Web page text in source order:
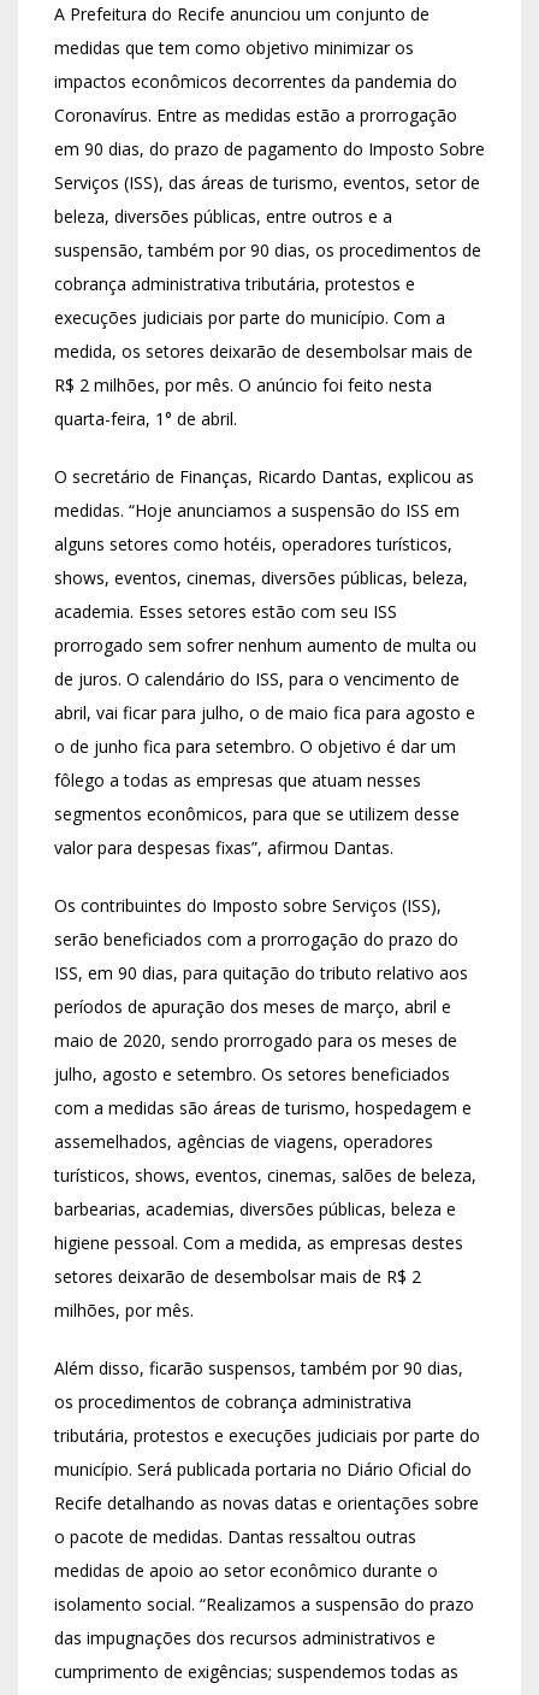
A Prefeitura do Recife anunciou um conjunto de
medidas que tem como objetivo minimizar os
impactos econômicos decorrentes da pandemia do
Coronavírus. Entre as medidas estão a prorrogação
em 90 dias, do prazo de pagamento do Imposto Sobre
Serviços (ISS), das áreas de turismo, eventos, setor de
beleza, diversões públicas, entre outros e a
suspensão, também por 90 dias, os procedimentos de
cobrança administrativa tributária, protestos e
execuções judiciais por parte do município. Com a
medida, os setores deixarão de desembolsar mais de
R$ 2 milhões, por mês. O anúncio foi feito nesta
quarta-feira, 1° de abril.
O secretário de Finanças, Ricardo Dantas, explicou as
medidas. “Hoje anunciamos a suspensão do ISS em
alguns setores como hotéis, operadores turísticos,
shows, eventos, cinemas, diversões públicas, beleza,
academia. Esses setores estão com seu ISS
prorrogado sem sofrer nenhum aumento de multa ou
de juros. O calendário do ISS, para o vencimento de
abril, vai ficar para julho, o de maio fica para agosto e
o de junho fica para setembro. O objetivo é dar um
fôlego a todas as empresas que atuam nesses
segmentos econômicos, para que se utilizem desse
valor para despesas fixas”, afirmou Dantas.
Os contribuintes do Imposto sobre Serviços (ISS),
serão beneficiados com a prorrogação do prazo do
ISS, em 90 dias, para quitação do tributo relativo aos
períodos de apuração dos meses de março, abril e
maio de 2020, sendo prorrogado para os meses de
julho, agosto e setembro. Os setores beneficiados
com a medidas são áreas de turismo, hospedagem e
assemelhados, agências de viagens, operadores
turísticos, shows, eventos, cinemas, salões de beleza,
barbearias, academias, diversões públicas, beleza e
higiene pessoal. Com a medida, as empresas destes
setores deixarão de desembolsar mais de R$ 2
milhões, por mês.
Além disso, ficarão suspensos, também por 90 dias,
os procedimentos de cobrança administrativa
tributária, protestos e execuções judiciais por parte do
município. Será publicada portaria no Diário Oficial do
Recife detalhando as novas datas e orientações sobre
o pacote de medidas. Dantas ressaltou outras
medidas de apoio ao setor econômico durante o
isolamento social. “Realizamos a suspensão do prazo
das impugnações dos recursos administrativos e
cumprimento de exigências; suspendemos todas as